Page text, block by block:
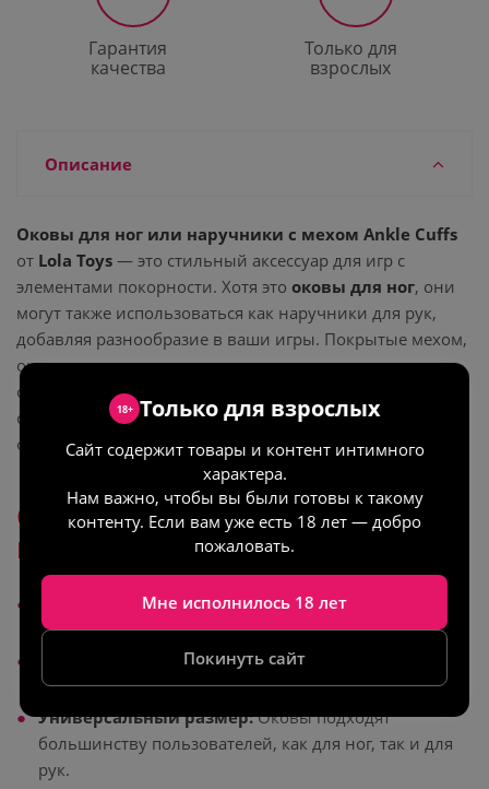
Гарантия
качества
Только для
взрослых
Описание
Оковы для ног или наручники с мехом Ankle Cuffs
от Lola Toys — это стильный аксессуар для игр с
элементами покорности. Хотя это оковы для ног, они
могут также использоваться как наручники для рук,
добавляя разнообразие в ваши игры. Покрытые мехом,
они мягко сидят на щиколотках или запястьях, не
сдавливая кожу. Металлическая цепь длиной 20 см
соединяет наручники, придавая им дополнительную
функциональность.
Особенности наручников с
мехом Ankle Cuffs
Материалы:Искусственный мех и металл для
прочности.
Металлическая, длина — 20 см, соединяет
наручники для удобной фиксации.
Универсальный размер:Оковы подходят
большинству пользователей, как для ног, так и для
рук.
18+ Только для взрослых
Сайт содержит товары и контент интимного
характера.
Нам важно, чтобы вы были готовы к такому
контенту. Если вам уже есть 18 лет — добро
пожаловать.
Мне исполнилось 18 лет
Покинуть сайт